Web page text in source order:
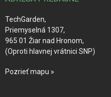
TechGarden,
Priemyselná 1307,
965 01 Žiar nad Hronom,
(Oproti hlavnej vrátnici SNP)
Pozrieť mapu »